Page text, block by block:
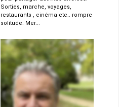
Sorties, marche, voyages,
restaurants , cinéma etc.. rompre
solitude. Mer...